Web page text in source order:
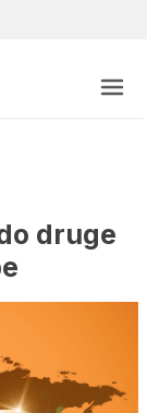
druge